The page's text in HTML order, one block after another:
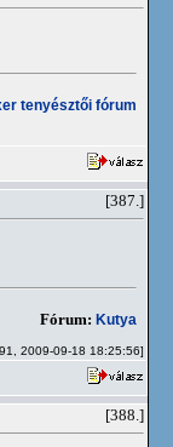
tenyésztői fórum
[387.]
Fórum: Kutya
2009-09-18 18:25:56]
[388.]